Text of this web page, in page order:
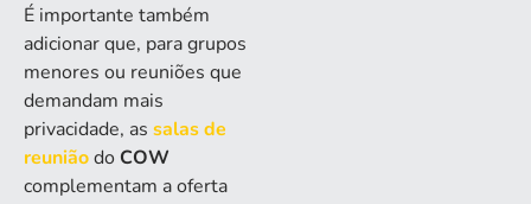
É importante também
adicionar que, para grupos
menores ou reuniões que
demandam mais
privacidade, as salas de
reuniãodo COW
complementam a oferta